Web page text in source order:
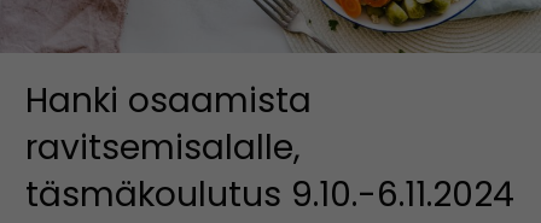
Hanki osaamista
ravitsemisalalle,
täsmäkoulutus 9.10.-6.11.2024